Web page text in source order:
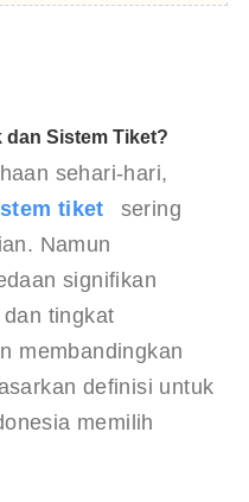
dan Sistem Tiket?
sehari-hari,
tiket
sering
Namun
signifikan
tingkat
membandingkan
definisi untuk
memilih